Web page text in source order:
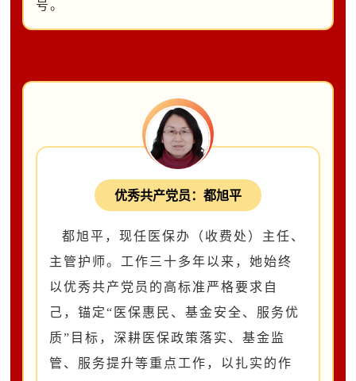
号。
优秀共产党员：都旭平
都旭平，现任医保办（收费处）主任、
主管护师。工作三十多年以来，她始终
以优秀共产党员的高标准严格要求自
己，锚定“医保惠民、基金安全、服务优
质”目标，深耕医保政策落实、基金监
管、服务提升等重点工作，以扎实的作